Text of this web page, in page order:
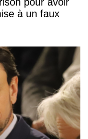
à un faux